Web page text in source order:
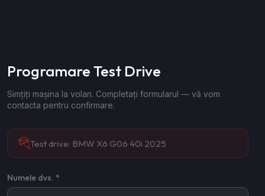
Programare Test Drive
Simțiți mașina la volan. Completați formularul — vă vom
contacta pentru confirmare.
Test drive: BMW X6 G06 40i 2025
Numele dvs. *